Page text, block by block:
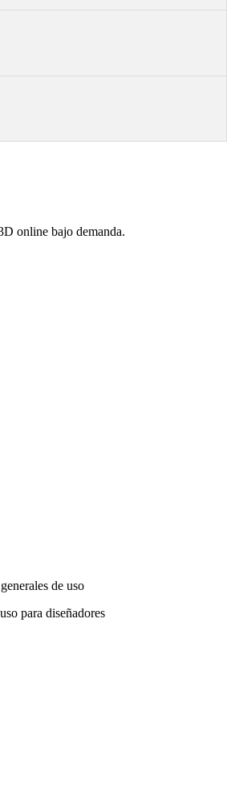
online bajo demanda.
de uso
para diseñadores